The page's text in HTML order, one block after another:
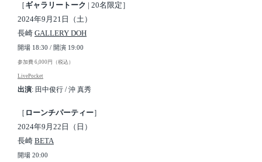
［ ギャラリートーク | 20名限定］
2024年9月21日（土）
長崎 GALLERY DOH
開場 18:30 / 開演 19:00
参加費 6,000円（税込）
LivePocket
出演: 田中俊行 / 沖 真秀
［ ローンチパーティー］
2024年9月22日（日）
長崎 BETA
開場 20:00